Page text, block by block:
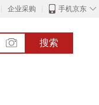
企业采购 ◇
手机京东
搜索